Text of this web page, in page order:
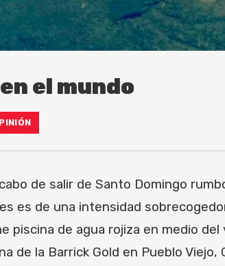
el mundo
de salir de Santo Domingo
es de una intensidad
piscina de agua rojiza en medio
de la Barrick Gold en Pueblo Viejo,